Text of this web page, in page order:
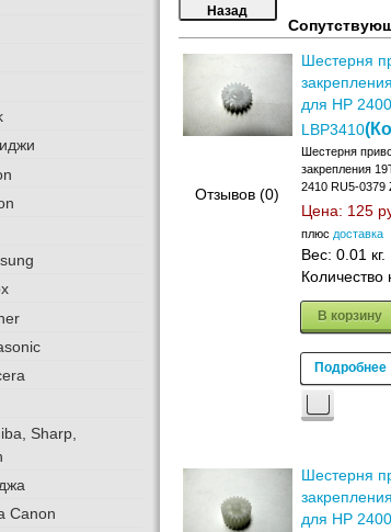
Отзывов (0)
Шестерня
для HP
LBP3410
Шестерня
закрепления
2410 RU5-0379
Цена: 125
плюс доставка
Вес: 0.01 кг.
Количество
В корзину
Подробнее
Шестерня
для HP
Sharp,
Canon